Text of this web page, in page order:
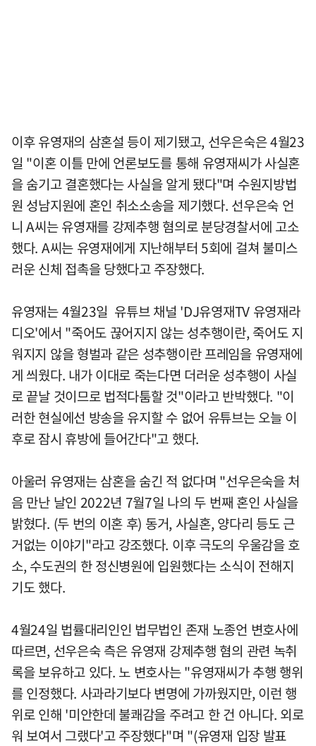
이후 유영재의 삼혼설 등이 제기됐고, 선우은숙은 4월23
일 "이혼 이틀 만에 언론보도를 통해 유영재씨가 사실혼
을 숨기고 결혼했다는 사실을 알게 됐다"며 수원지방법
원 성남지원에 혼인 취소소송을 제기했다. 선우은숙 언
니 A씨는 유영재를 강제추행 혐의로 분당경찰서에 고소
했다. A씨는 유영재에게 지난해부터 5회에 걸쳐 불미스
러운 신체 접촉을 당했다고 주장했다.
유영재는 4월23일 유튜브 채널 'DJ유영재TV 유영재라
디오'에서 "죽어도 끊어지지 않는 성추행이란, 죽어도 지
워지지 않을 형벌과 같은 성추행이란 프레임을 유영재에
게 씌웠다. 내가 이대로 죽는다면 더러운 성추행이 사실
로 끝날 것이므로 법적다툼할 것"이라고 반박했다. "이
러한 현실에선 방송을 유지할 수 없어 유튜브는 오늘 이
후로 잠시 휴방에 들어간다"고 했다.
아울러 유영재는 삼혼을 숨긴 적 없다며 "선우은숙을 처
음 만난 날인 2022년 7월7일 나의 두 번째 혼인 사실을
밝혔다. (두 번의 이혼 후) 동거, 사실혼, 양다리 등도 근
거없는 이야기"라고 강조했다. 이후 극도의 우울감을 호
소, 수도권의 한 정신병원에 입원했다는 소식이 전해지
기도 했다.
4월24일 법률대리인인 법무법인 존재 노종언 변호사에
따르면, 선우은숙 측은 유영재 강제추행 혐의 관련 녹취
록을 보유하고 있다. 노 변호사는 "유영재씨가 추행 행위
를 인정했다. 사과라기보다 변명에 가까웠지만, 이런 행
위로 인해 '미안한데 불쾌감을 주려고 한 건 아니다. 외로
워 보여서 그랬다'고 주장했다"며 "(유영재 입장 발표